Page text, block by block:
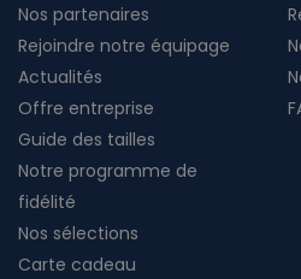
Nos partenaires
Rejoindre notre équipage
Actualités
Offre entreprise
Guide des tailles
Notre programme de
fidélité
Nos sélections
Carte cadeau